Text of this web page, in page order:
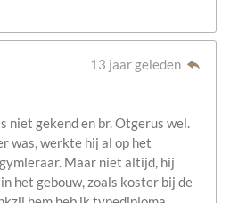
13 jaar geleden
niet gekend en br. Otgerus wel.
was, werkte hij al op het
Maar niet altijd, hij
het gebouw, zoals koster bij de